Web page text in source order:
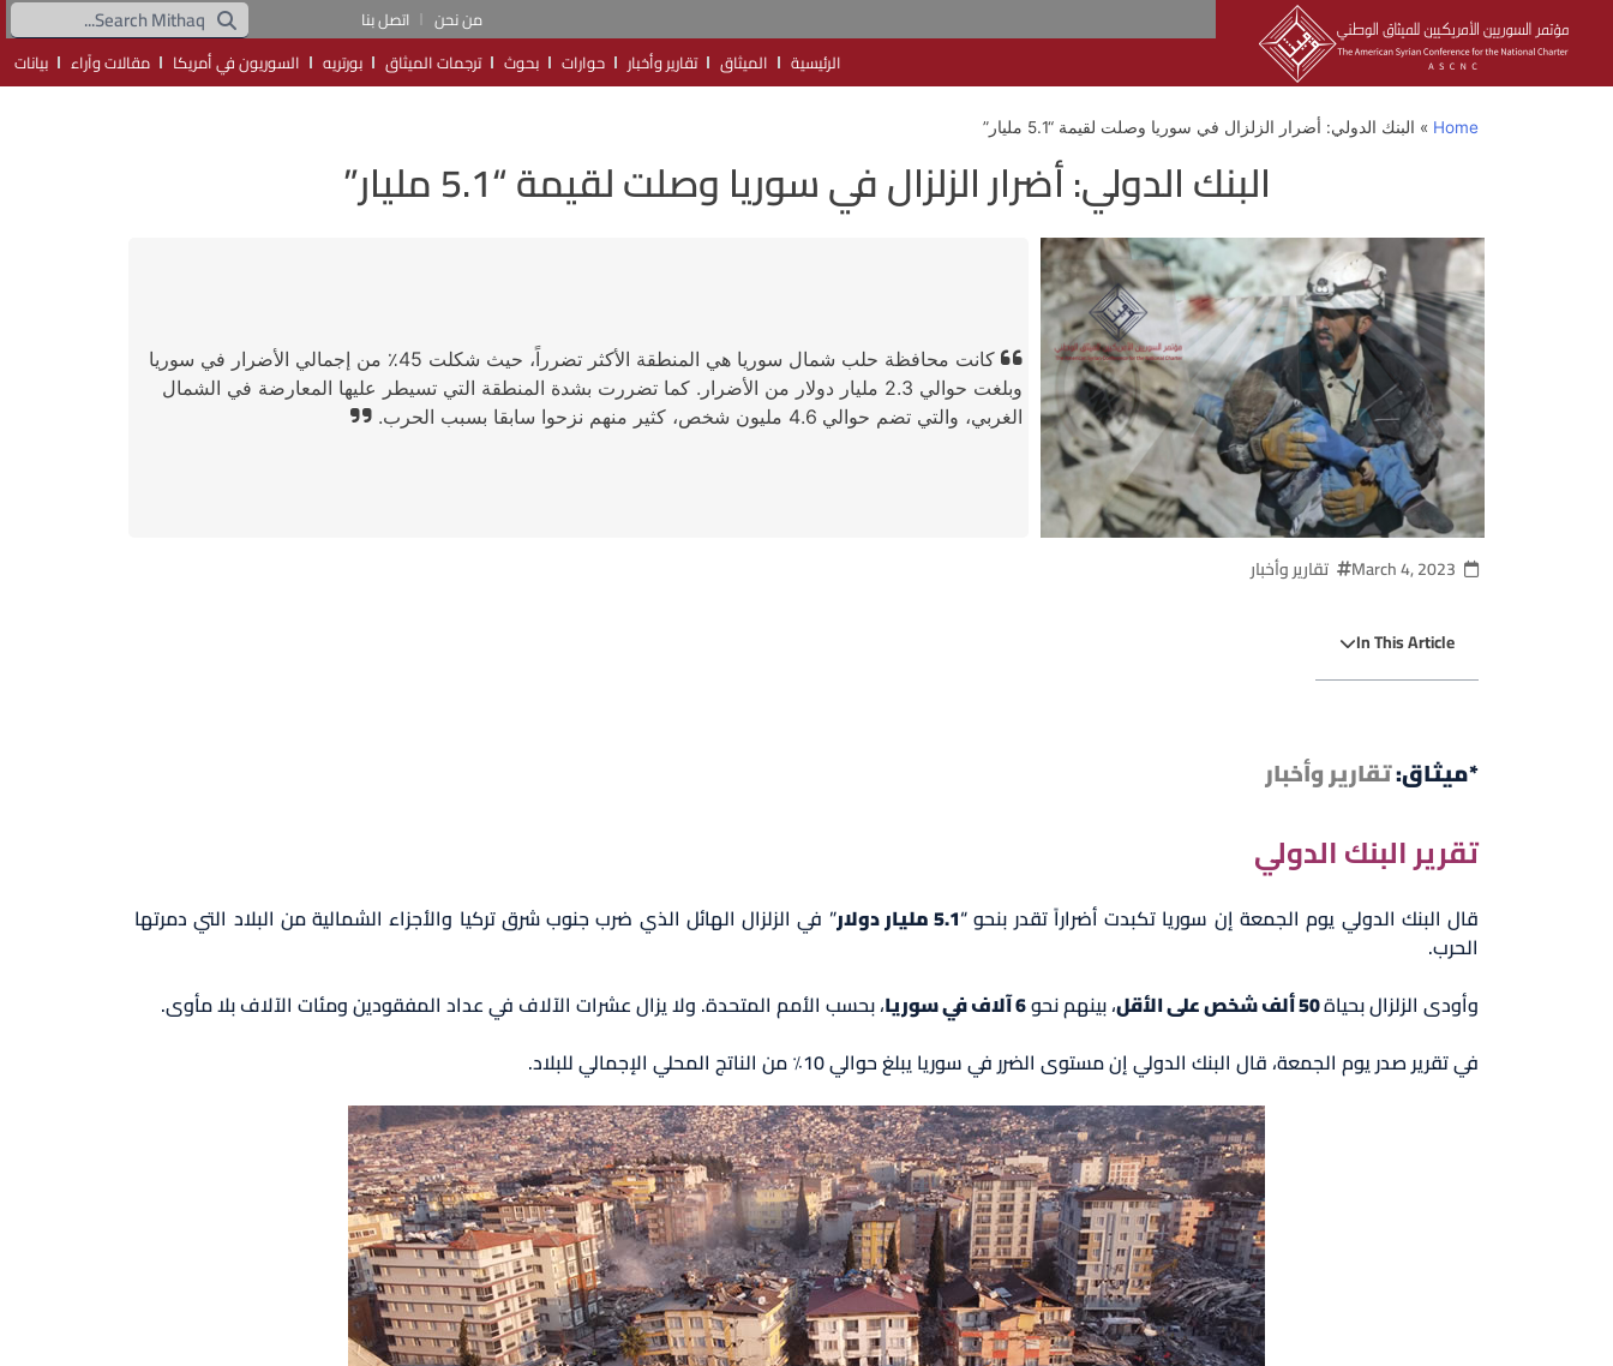
من نحن
اتصل بنا
الرئيسية
الميثاق تقارير وأخبار حوارات بحوث ترجمات الميثاق بورتريه السوريون في أمريكا مقالات وآراء بيانات
Home
» البنك الدولي: أضرار الزلزال في سوريا وصلت لقيمة “5.1 مليار”
البنك الدولي: أضرار الزلزال في سوريا وصلت لقيمة “5.1 مليار”
كانت محافظة حلب شمال سوريا هي المنطقة الأكثر تضرراً، حيث شكلت 45٪ من إجمالي الأضرار في سوريا
وبلغت حوالي 2.3 مليار دولار من الأضرار. كما تضررت بشدة المنطقة التي تسيطر عليها المعارضة في الشمال
الغربي، والتي تضم حوالي 4.6 مليون شخص، كثير منهم نزحوا سابقا بسبب الحرب.
March 4, 2023 تقارير وأخبار
In This Article
*ميثاق:تقارير وأخبار
تقرير البنك الدولي
قال البنك الدولي يوم الجمعة إن سوريا تكبدت أضراراً تقدر بنحو “5.1 مليار دولار
” في الزلزال الهائل الذي ضرب جنوب شرق تركيا والأجزاء الشمالية من البلاد التي دمرتها
الحرب.
وأودى الزلزال بحياة
، بينهم نحو6 آلاف في سوريا
، بحسب الأمم المتحدة. ولا يزال عشرات الآلاف في عداد المفقودين ومئات الآلاف بلا مأوى.
في تقرير صدر يوم الجمعة، قال البنك الدولي إن مستوى الضرر في سوريا يبلغ حوالي 10٪ من الناتج المحلي الإجمالي للبلاد.